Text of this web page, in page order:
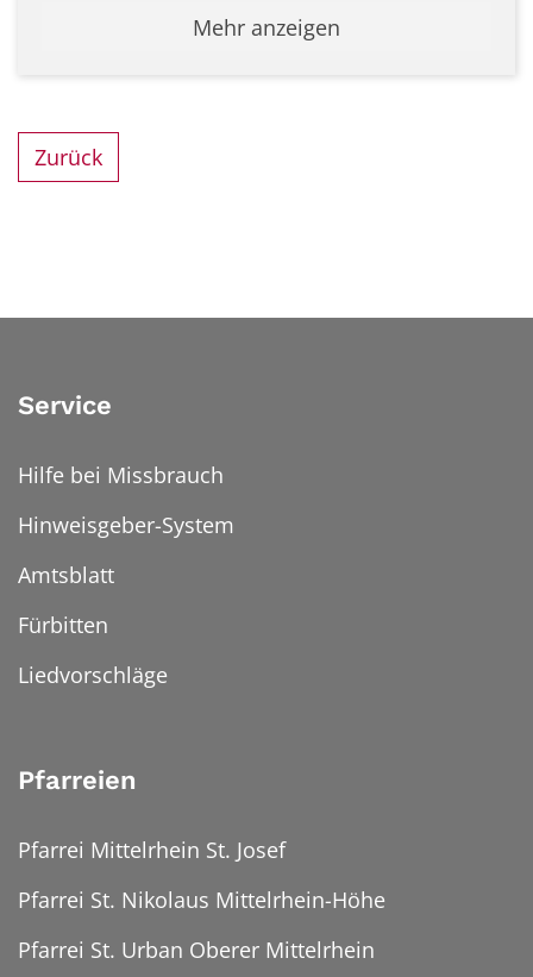
Mehr anzeigen
Zurück
Service
Hilfe bei Missbrauch
Hinweisgeber-System
Amtsblatt
Fürbitten
Liedvorschläge
Pfarreien
Pfarrei Mittelrhein St. Josef
Pfarrei St. Nikolaus Mittelrhein-Höhe
Pfarrei St. Urban Oberer Mittelrhein